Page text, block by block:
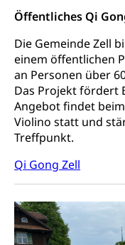
Öffentliches Qi
Die Gemeinde Zell
einem öffentlichen
an Personen über
Das Projekt fördert
Angebot findet
Violino statt und
Treffpunkt.
Qi Gong Zell